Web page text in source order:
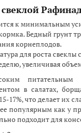
к минимальным
Бедный грунт
корнеплодов.
для роста свеклы
увеличивая
питательным
в салатах,
17%, что делает их
популярным как у
подходит для